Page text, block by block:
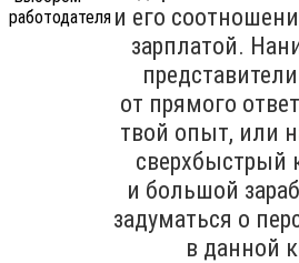
и его
зарплатой.
от прямого
твой опыт, или
сверхбыстрый
и большой
задуматься о
в данной